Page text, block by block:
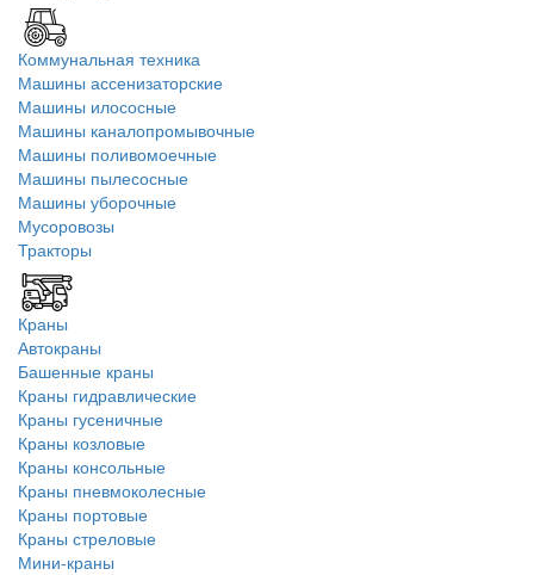
Коммунальная техника
Машины ассенизаторские
Машины илососные
Машины каналопромывочные
Машины поливомоечные
Машины пылесосные
Машины уборочные
Мусоровозы
Тракторы
Краны
Автокраны
Башенные краны
Краны гидравлические
Краны гусеничные
Краны козловые
Краны консольные
Краны пневмоколесные
Краны портовые
Краны стреловые
Мини-краны